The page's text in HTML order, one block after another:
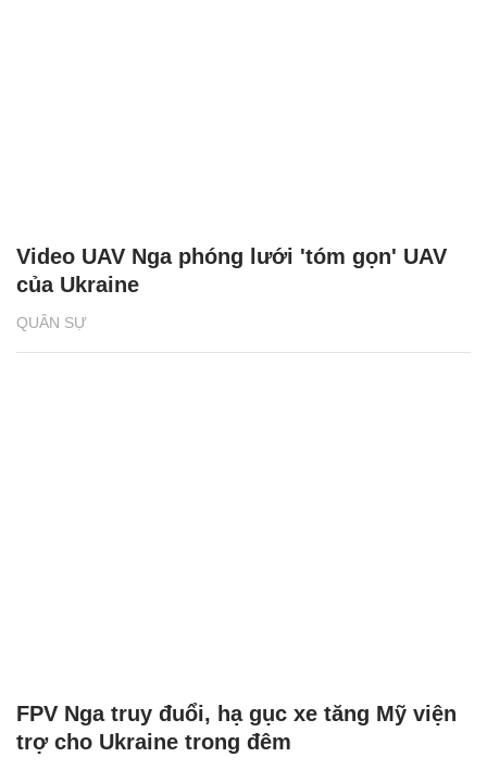
QUÂN SỰ
Video UAV Nga phóng lưới 'tóm gọn' UAV
của Ukraine
FPV Nga truy đuổi, hạ gục xe tăng Mỹ viện
trợ cho Ukraine trong đêm